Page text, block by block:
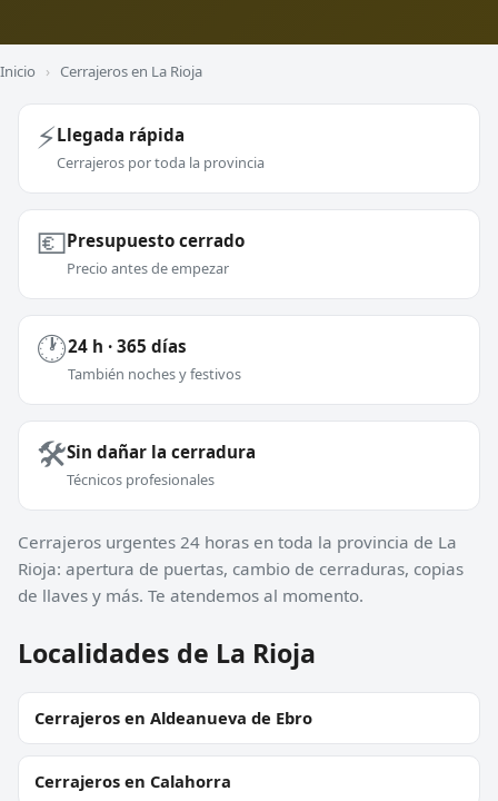
Inicio › Cerrajeros en La Rioja
⚡Llegada rápida
Cerrajeros por toda la provincia
💶Presupuesto cerrado
Precio antes de empezar
🕐24 h · 365 días
También noches y festivos
🛠️Sin dañar la cerradura
Técnicos profesionales
Cerrajeros urgentes 24 horas en toda la provincia de La
Rioja: apertura de puertas, cambio de cerraduras, copias
de llaves y más. Te atendemos al momento.
Localidades de La Rioja
Cerrajeros en Aldeanueva de Ebro
Cerrajeros en Calahorra